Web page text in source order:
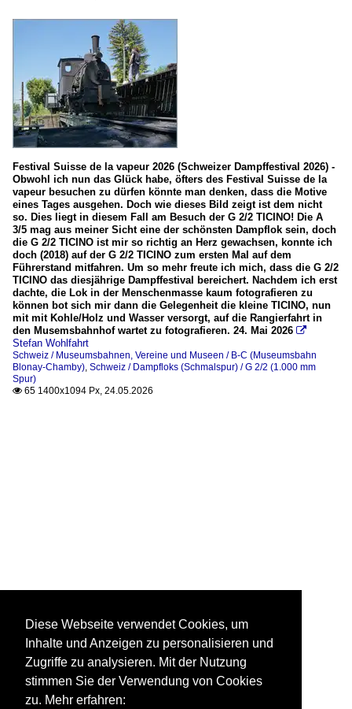
Festival Suisse de la vapeur 2026 (Schweizer Dampffestival 2026) -
Obwohl ich nun das Glück habe, öfters des Festival Suisse de la
vapeur besuchen zu dürfen könnte man denken, dass die Motive
eines Tages ausgehen. Doch wie dieses Bild zeigt ist dem nicht
so. Dies liegt in diesem Fall am Besuch der G 2/2 TICINO! Die A
3/5 mag aus meiner Sicht eine der schönsten Dampflok sein, doch
die G 2/2 TICINO ist mir so richtig an Herz gewachsen, konnte ich
doch (2018) auf der G 2/2 TICINO zum ersten Mal auf dem
Führerstand mitfahren. Um so mehr freute ich mich, dass die G 2/2
TICINO das diesjährige Dampffestival bereichert. Nachdem ich erst
dachte, die Lok in der Menschenmasse kaum fotografieren zu
können bot sich mir dann die Gelegenheit die kleine TICINO, nun
mit mit Kohle/Holz und Wasser versorgt, auf die Rangierfahrt in
den Musemsbahnhof wartet zu fotografieren. 24. Mai 2026 
Stefan Wohlfahrt
Schweiz / Museumsbahnen, Vereine und Museen / B-C (Museumsbahn
Blonay-Chamby) Schweiz / Dampfloks (Schmalspur) / G 2/2 (1.000 mm
Spur)
 65 1400x1094 Px, 24.05.2026
Diese Webseite verwendet Cookies, um
Inhalte und Anzeigen zu personalisieren und
Zugriffe zu analysieren. Mit der Nutzung
stimmen Sie der Verwendung von Cookies
zu. Mehr erfahren: